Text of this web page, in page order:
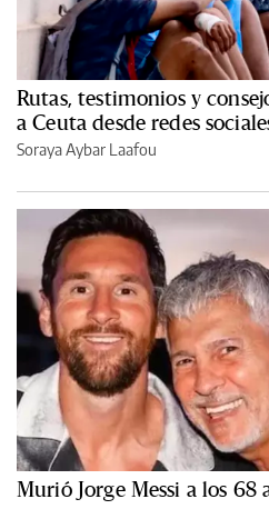
Rutas, testimonios y
a Ceuta desde redes
Soraya Aybar Laafou
Murió Jorge Messi a los 68